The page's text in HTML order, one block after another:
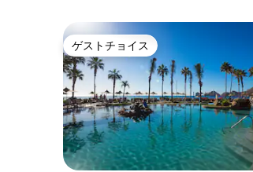
ゲストチョイス
ゲストチョイス